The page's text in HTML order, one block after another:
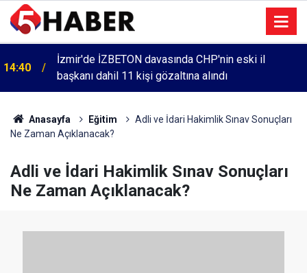
14:40
İzmir'de İZBETON davasında CHP'nin eski il
başkanı dahil 11 kişi gözaltına alındı
Anasayfa Eğitim
Adli ve İdari Hakimlik Sınav Sonuçları
Ne Zaman Açıklanacak?
Adli ve İdari Hakimlik Sınav Sonuçları
Ne Zaman Açıklanacak?